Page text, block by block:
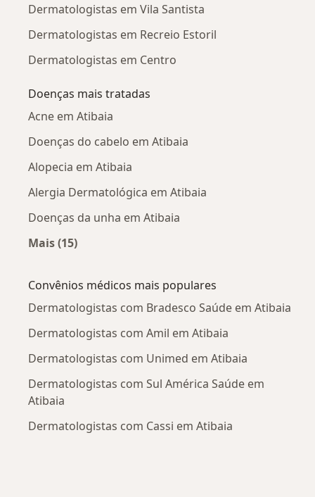
Dermatologistas em Vila Santista
Dermatologistas em Recreio Estoril
Dermatologistas em Centro
Doenças mais tratadas
Acne em Atibaia
Doenças do cabelo em Atibaia
Alopecia em Atibaia
Alergia Dermatológica em Atibaia
Doenças da unha em Atibaia
Mais (15)
Convênios médicos mais populares
Dermatologistas com Bradesco Saúde em Atibaia
Dermatologistas com Amil em Atibaia
Dermatologistas com Unimed em Atibaia
Dermatologistas com Sul América Saúde em
Atibaia
Dermatologistas com Cassi em Atibaia